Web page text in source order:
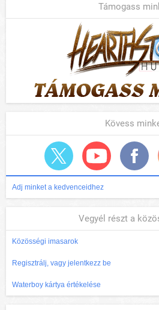
Támogass
Kövess
Adj minket a kedvenceidhez
Vegyél részt a
Közösségi imasarok
Regisztrálj, vagy jelentkezz be
Waterboy kártya értékelése